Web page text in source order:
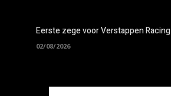
Eerste zege voor Verstappen Racing
02/08/2026